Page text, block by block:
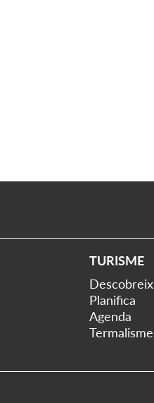
TURISME
Descobreix
Planifica
Agenda
Termalisme